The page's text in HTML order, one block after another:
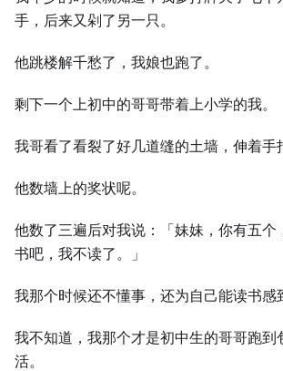
手，后来又剁了另一只。
他跳楼解千愁了，我娘也跑了。
剩下一个上初中的哥哥带着上小学的我。
我哥看了看裂了好几道缝的土墙，伸着手
他数墙上的奖状呢。
他数了三遍后对我说：「妹妹，你有五个
书吧，我不读了。」
我那个时候还不懂事，还为自己能读书感
我不知道，我那个才是初中生的哥哥跑到
活。